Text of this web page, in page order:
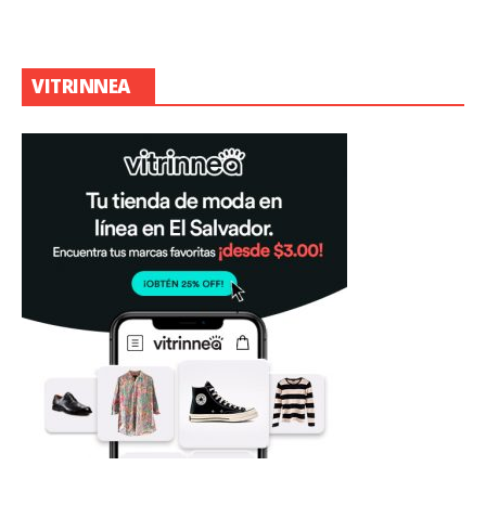
VITRINNEA